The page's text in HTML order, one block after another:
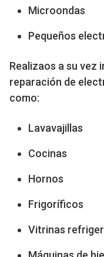
Microondas
Pequeños
Realizaos a su vez
reparación de
como:
Lavavajillas
Cocinas
Hornos
Frigoríficos
Vitrinas